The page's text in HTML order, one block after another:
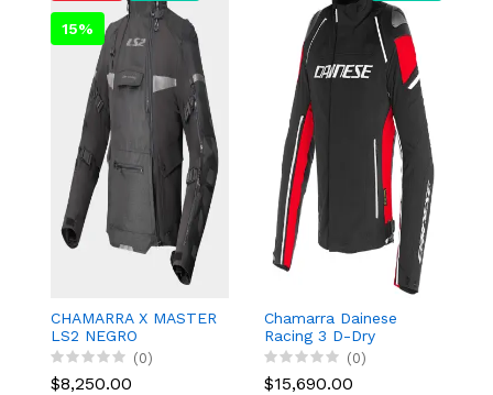
15%
CHAMARRA X MASTER
LS2 NEGRO
(0)
$8,250.00
Chamarra Dainese
Racing 3 D-Dry
NGO/ROJO (0)
$15,690.00